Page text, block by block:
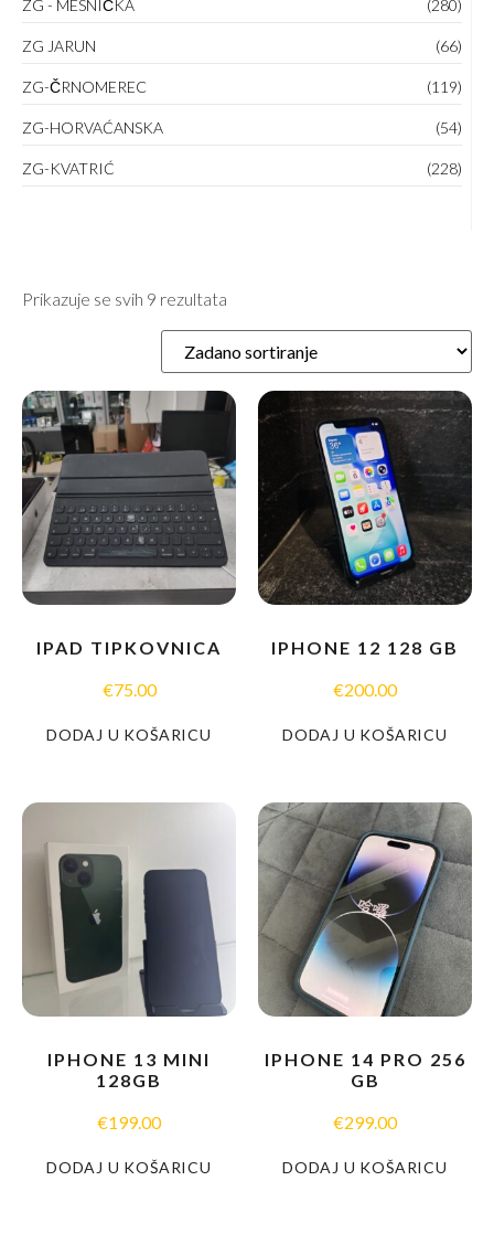
ZG - MESNIČKA (280)
ZG JARUN (66)
ZG-ČRNOMEREC (119)
ZG-HORVAĆANSKA (54)
ZG-KVATRIĆ (228)
Prikazuje se svih 9 rezultata
IPAD TIPKOVNICA
€75.00
DODAJ U KOŠARICU
IPHONE 12 128 GB
€200.00
DODAJ U KOŠARICU
IPHONE 13 MINI
128GB
€199.00
DODAJ U KOŠARICU
IPHONE 14 PRO 256
GB
€299.00
DODAJ U KOŠARICU